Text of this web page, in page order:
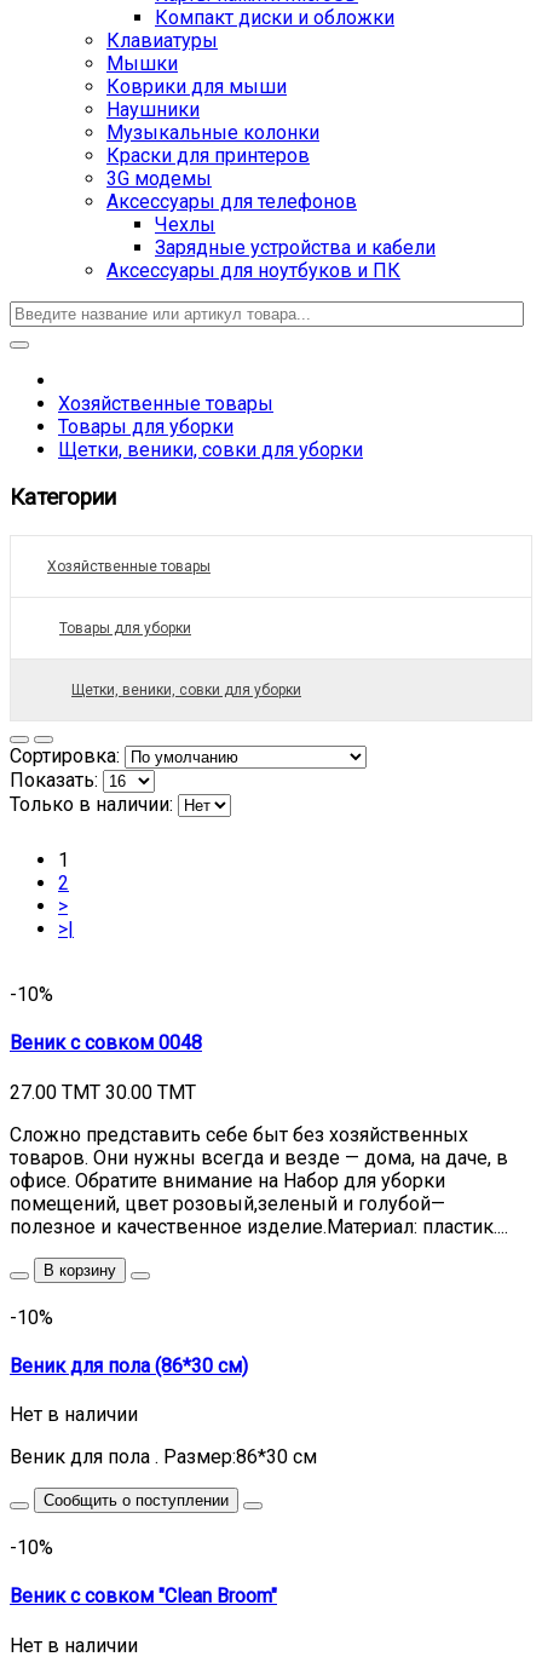
Компакт диски и обложки
Клавиатуры
Мышки
Коврики для мыши
Наушники
Музыкальные колонки
Краски для принтеров
3G модемы
Аксессуары для телефонов
Чехлы
Зарядные устройства и кабели
Аксессуары для ноутбуков и ПК
Хозяйственные товары
Товары для уборки
Щетки, веники, совки для уборки
Категории
Хозяйственные товары
Товары для уборки
Щетки, веники, совки для уборки
Сортировка:
Показать:
Только в наличии:
1
2
>
>|
-10%
Веник с совком 0048
27.00 TMT 30.00 TMT
Сложно представить себе быт без хозяйственных
товаров. Они нужны всегда и везде — дома, на даче, в
офисе. Обратите внимание на Набор для уборки
помещений, цвет розовый,зеленый и голубой—
полезное и качественное изделие.Материал: пластик....
В корзину
-10%
Веник для пола (86*30 см)
Нет в наличии
Веник для пола . Размер:86*30 см
Сообщить о поступлении
-10%
Веник с совком "Clean Broom"
Нет в наличии